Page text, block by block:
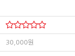
30,000원